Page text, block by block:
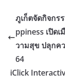
ภูเก็ตจัดกิจกร
ppiness เปิด
วามสุข ปลุกค
64
iClick